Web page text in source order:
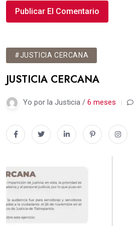
#JUSTICIA CERCANA
JUSTICIA CERCANA
Yo por la Justicia / 6 meses